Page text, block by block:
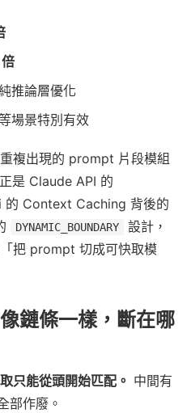
推論層優化
場景特別有效
複出現的 prompt 片段模組
是 Claude API 的
的 Context Caching 背後的
DYNAMIC_BOUNDARY
設計，
把 prompt 切成可快取模
鏈條一樣，斷在哪
只能從頭開始匹配。 中間有
部作廢。